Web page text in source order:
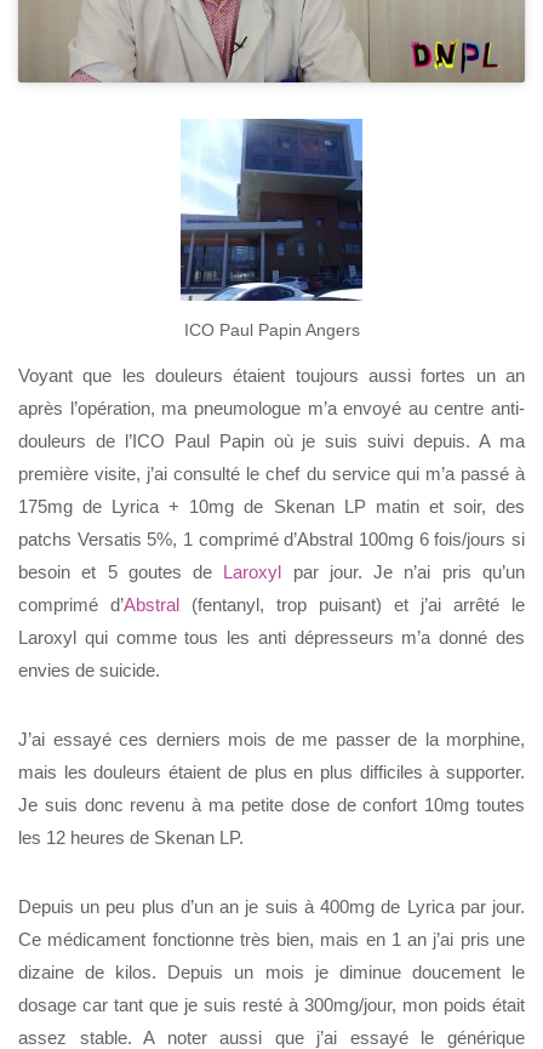
ICO Paul Papin Angers
Voyant que les douleurs étaient toujours aussi fortes un an
après l’opération, ma pneumologue m’a envoyé au centre anti-
douleurs de l’ICO Paul Papin où je suis suivi depuis. A ma
première visite, j’ai consulté le chef du service qui m’a passé à
175mg de Lyrica + 10mg de Skenan LP matin et soir, des
patchs Versatis 5%, 1 comprimé d’Abstral 100mg 6 fois/jours si
besoin et 5 goutes de Laroxyl par jour. Je n’ai pris qu’un
comprimé d’Abstral (fentanyl, trop puisant) et j’ai arrêté le
Laroxyl qui comme tous les anti dépresseurs m’a donné des
envies de suicide.
J’ai essayé ces derniers mois de me passer de la morphine,
mais les douleurs étaient de plus en plus difficiles à supporter.
Je suis donc revenu à ma petite dose de confort 10mg toutes
les 12 heures de Skenan LP.
Depuis un peu plus d’un an je suis à 400mg de Lyrica par jour.
Ce médicament fonctionne très bien, mais en 1 an j’ai pris une
dizaine de kilos. Depuis un mois je diminue doucement le
dosage car tant que je suis resté à 300mg/jour, mon poids était
assez stable. A noter aussi que j’ai essayé le générique